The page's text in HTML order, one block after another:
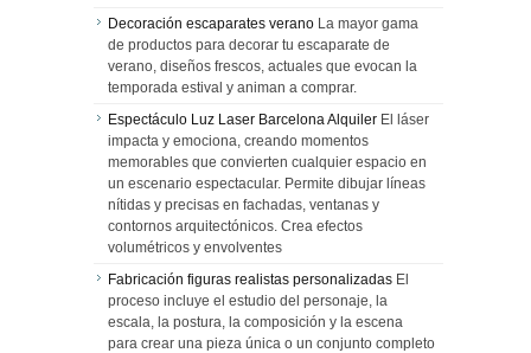
Decoración escaparates verano La mayor gama
de productos para decorar tu escaparate de
verano, diseños frescos, actuales que evocan la
temporada estival y animan a comprar.
Espectáculo Luz Laser Barcelona Alquiler El láser
impacta y emociona, creando momentos
memorables que convierten cualquier espacio en
un escenario espectacular. Permite dibujar líneas
nítidas y precisas en fachadas, ventanas y
contornos arquitectónicos. Crea efectos
volumétricos y envolventes
Fabricación figuras realistas personalizadas El
proceso incluye el estudio del personaje, la
escala, la postura, la composición y la escena
para crear una pieza única o un conjunto completo